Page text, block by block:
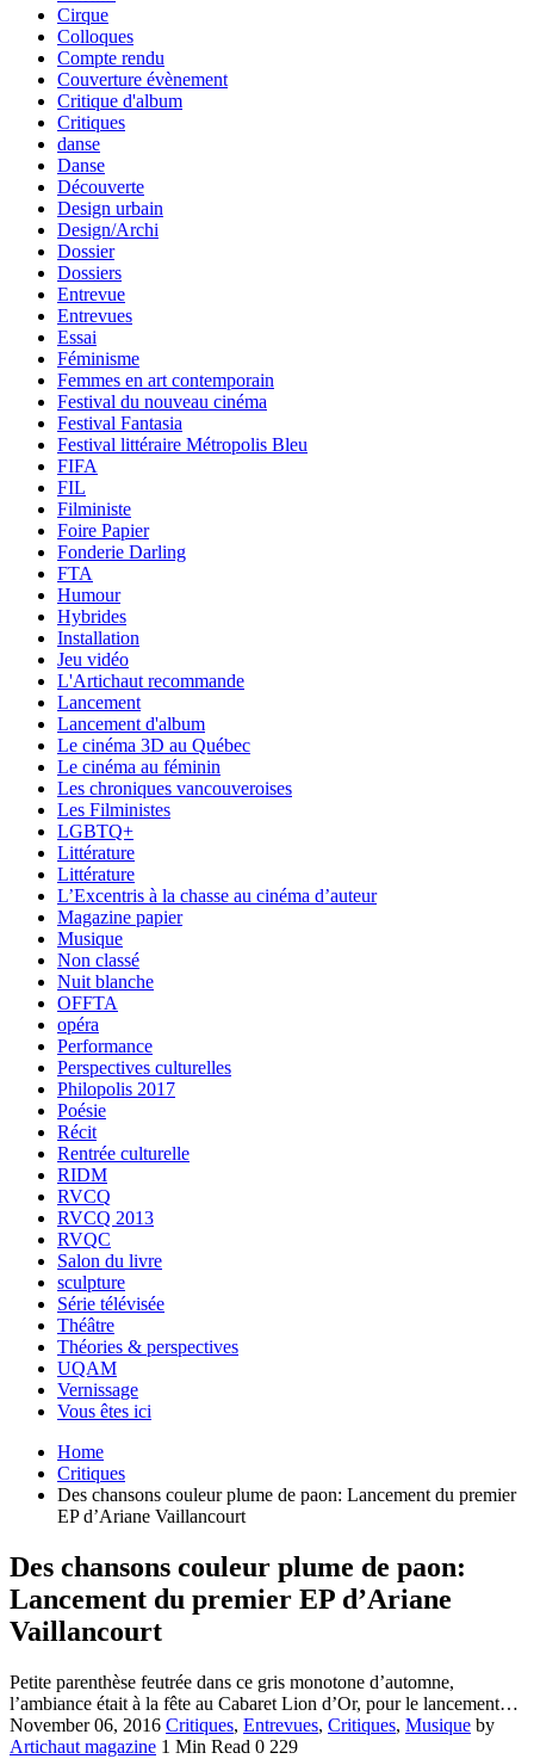
Cirque
Colloques
Compte rendu
Couverture évènement
Critique d'album
Critiques
danse
Danse
Découverte
Design urbain
Design/Archi
Dossier
Dossiers
Entrevue
Entrevues
Essai
Féminisme
Femmes en art contemporain
Festival du nouveau cinéma
Festival Fantasia
Festival littéraire Métropolis Bleu
FIFA
FIL
Filministe
Foire Papier
Fonderie Darling
FTA
Humour
Hybrides
Installation
Jeu vidéo
L'Artichaut recommande
Lancement
Lancement d'album
Le cinéma 3D au Québec
Le cinéma au féminin
Les chroniques vancouveroises
Les Filministes
LGBTQ+
Littérature
Littérature
L’Excentris à la chasse au cinéma d’auteur
Magazine papier
Musique
Non classé
Nuit blanche
OFFTA
opéra
Performance
Perspectives culturelles
Philopolis 2017
Poésie
Récit
Rentrée culturelle
RIDM
RVCQ
RVCQ 2013
RVQC
Salon du livre
sculpture
Série télévisée
Théâtre
Théories & perspectives
UQAM
Vernissage
Vous êtes ici
Home
Critiques
Des chansons couleur plume de paon: Lancement du premier
EP d’Ariane Vaillancourt
Des chansons couleur plume de paon:
Lancement du premier EP d’Ariane
Vaillancourt
Petite parenthèse feutrée dans ce gris monotone d’automne,
l’ambiance était à la fête au Cabaret Lion d’Or, pour le lancement…
November 06, 2016 Critiques, Entrevues, Critiques, Musique by
Artichaut magazine 1 Min Read 0 229